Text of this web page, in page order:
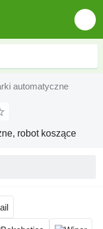
automatyczne
robot koszące